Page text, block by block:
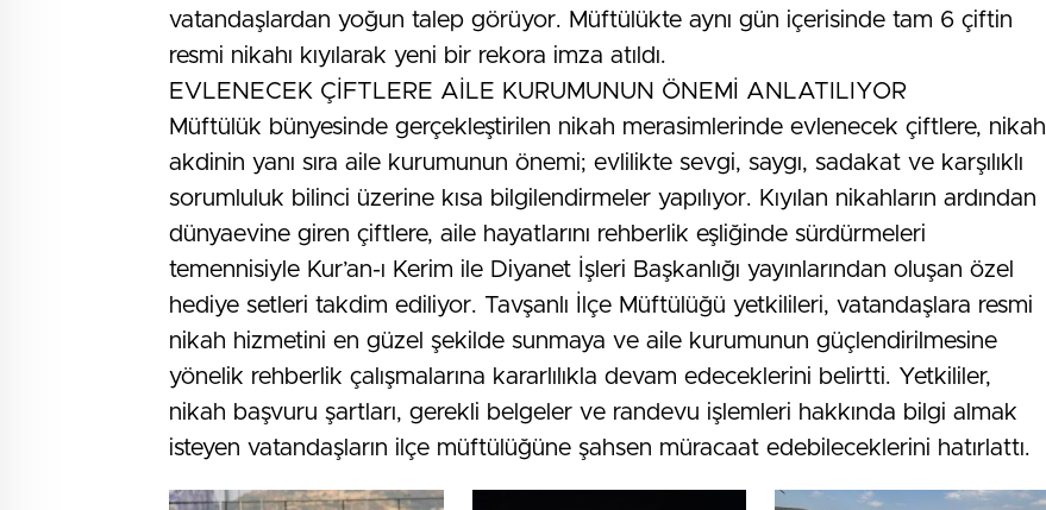
vatandaşlardan yoğun talep görüyor. Müftülükte aynı gün içerisinde tam 6 çiftin
resmi nikahı kıyılarak yeni bir rekora imza atıldı.
EVLENECEK ÇİFTLERE AİLE KURUMUNUN ÖNEMİ ANLATILIYOR
Müftülük bünyesinde gerçekleştirilen nikah merasimlerinde evlenecek çiftlere, nikah
akdinin yanı sıra aile kurumunun önemi; evlilikte sevgi, saygı, sadakat ve karşılıklı
sorumluluk bilinci üzerine kısa bilgilendirmeler yapılıyor. Kıyılan nikahların ardından
dünyaevine giren çiftlere, aile hayatlarını rehberlik eşliğinde sürdürmeleri
temennisiyle Kur’an-ı Kerim ile Diyanet İşleri Başkanlığı yayınlarından oluşan özel
hediye setleri takdim ediliyor. Tavşanlı İlçe Müftülüğü yetkilileri, vatandaşlara resmi
nikah hizmetini en güzel şekilde sunmaya ve aile kurumunun güçlendirilmesine
yönelik rehberlik çalışmalarına kararlılıkla devam edeceklerini belirtti. Yetkililer,
nikah başvuru şartları, gerekli belgeler ve randevu işlemleri hakkında bilgi almak
isteyen vatandaşların ilçe müftülüğüne şahsen müracaat edebileceklerini hatırlattı.